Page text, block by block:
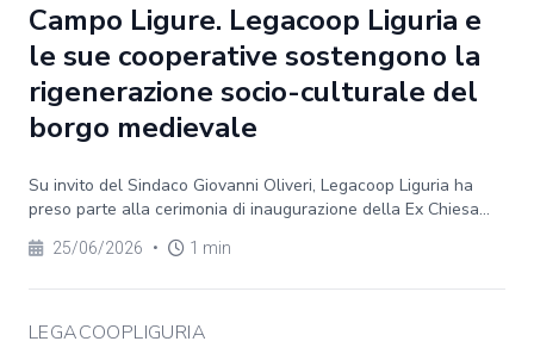
Campo Ligure. Legacoop Liguria e
le sue cooperative sostengono la
rigenerazione socio-culturale del
borgo medievale
Su invito del Sindaco Giovanni Oliveri, Legacoop Liguria ha
preso parte alla cerimonia di inaugurazione della Ex Chiesa...
25/06/2026 • 1 min
LEGACOOPLIGURIA